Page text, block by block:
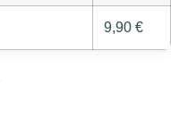
9,90 €